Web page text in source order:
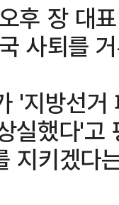
후 장 대
사퇴를
'지방선
실했다'
지키겠다